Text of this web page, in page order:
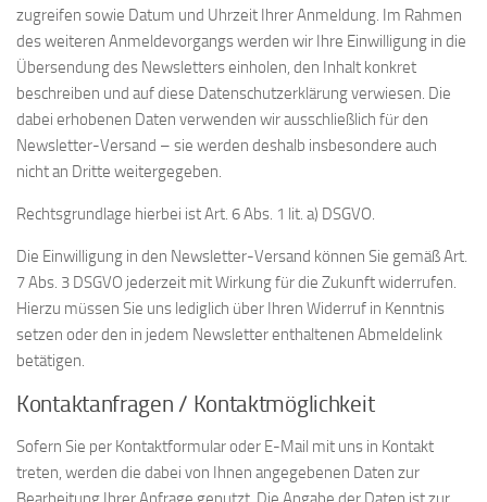
zugreifen sowie Datum und Uhrzeit Ihrer Anmeldung. Im Rahmen
des weiteren Anmeldevorgangs werden wir Ihre Einwilligung in die
Übersendung des Newsletters einholen, den Inhalt konkret
beschreiben und auf diese Datenschutzerklärung verwiesen. Die
dabei erhobenen Daten verwenden wir ausschließlich für den
Newsletter-Versand – sie werden deshalb insbesondere auch
nicht an Dritte weitergegeben.
Rechtsgrundlage hierbei ist Art. 6 Abs. 1 lit. a) DSGVO.
Die Einwilligung in den Newsletter-Versand können Sie gemäß Art.
7 Abs. 3 DSGVO jederzeit mit Wirkung für die Zukunft widerrufen.
Hierzu müssen Sie uns lediglich über Ihren Widerruf in Kenntnis
setzen oder den in jedem Newsletter enthaltenen Abmeldelink
betätigen.
Kontaktanfragen / Kontaktmöglichkeit
Sofern Sie per Kontaktformular oder E-Mail mit uns in Kontakt
treten, werden die dabei von Ihnen angegebenen Daten zur